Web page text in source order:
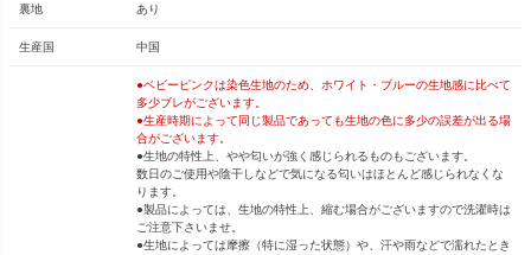
裏地 あり
生産国 中国
●ベビーピンクは染色生地のため、ホワイト・ブルーの生地感に比べて
多少ブレがございます。
●生産時期によって同じ製品であっても生地の色に多少の誤差が出る場
合がございます。
●生地の特性上、やや匂いが強く感じられるものもございます。
数日のご使用や陰干しなどで気になる匂いはほとんど感じられなくな
ります。
●製品によっては、生地の特性上、縮む場合がございますので洗濯時は
ご注意下さいませ。
●生地によっては摩擦（特に湿った状態）や、汗や雨などで濡れたとき